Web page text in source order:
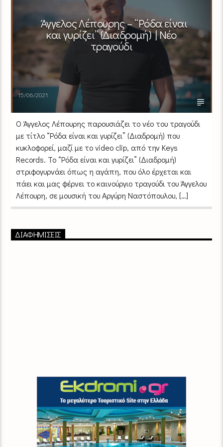
Άγγελος Λέπουρης – “Ρόδα είναι
και γυρίζει” (Διαδρομή) | Νέο
τραγούδι
15/06/2021
Ο Άγγελος Λέπουρης παρουσιάζει το νέο του τραγούδι
με τίτλο “Ρόδα είναι και γυρίζει” (Διαδρομή) που
κυκλοφορεί, μαζί με το video clip, από την Keys
Records. To “Ρόδα είναι και γυρίζει” (Διαδρομή)
στριφογυρνάει όπως η αγάπη, που όλο έρχεται και
πάει και μας φέρνει το καινούργιο τραγούδι του Άγγελου
Λέπουρη, σε μουσική του Αργύρη Ναστόπουλου, […]
ΔΙΑΦΗΜΙΣΕΙΣ